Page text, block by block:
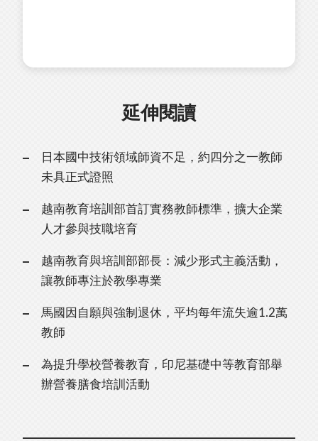
延伸閱讀
日本國中技術領域師資不足，約四分之一教師
未具正式證照
越南教育培訓部首訂實務教師標準，擴大企業
人才參與技職培育
越南教育與培訓部部長：減少形式主義活動，
讓教師專注於教學專業
馬國因自願與強制退休，平均每年流失逾1.2萬
教師
為提升學校營養教育，印尼基礎中等教育部舉
辦營養膳食培訓活動